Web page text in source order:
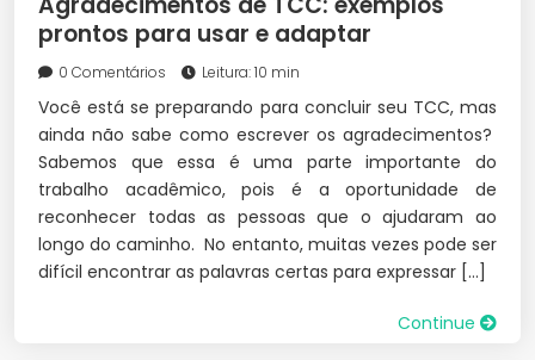
prontos para usar e adaptar
0 Comentários Leitura: 10 min
Você está se preparando para concluir seu TCC, mas
ainda não sabe como escrever os agradecimentos?
Sabemos que essa é uma parte importante do
trabalho acadêmico, pois é a oportunidade de
reconhecer todas as pessoas que o ajudaram ao
longo do caminho. No entanto, muitas vezes pode ser
difícil encontrar as palavras certas para expressar […]
Continue